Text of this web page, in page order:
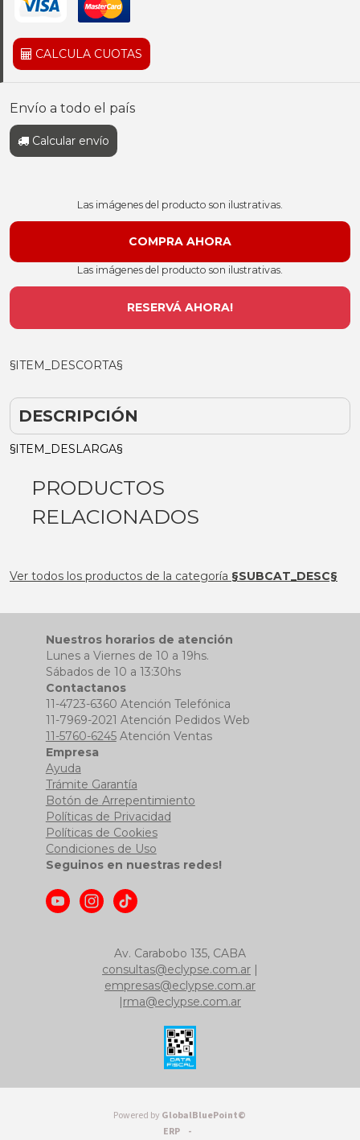
CALCULA CUOTAS
Envío a todo el país
Calcular envío
Las imágenes del producto son ilustrativas.
Las imágenes del producto son ilustrativas.
RESERVÁ AHORA!
§ITEM_DESCORTA§
DESCRIPCIÓN
§ITEM_DESLARGA§
PRODUCTOS
RELACIONADOS
Ver todos los productos de la categoría §SUBCAT_DESC§
Nuestros horarios de atención
Lunes a Viernes de 10 a 19hs.
Sábados de 10 a 13:30hs
Contactanos
11-4723-6360 Atención Telefónica
11-7969-2021 Atención Pedidos Web
11-5760-6245Atención Ventas
Empresa
Ayuda
Trámite Garantía
Botón de Arrepentimiento
Políticas de Privacidad
Políticas de Cookies
Condiciones de Uso
Seguinos en nuestras redes!
Av. Carabobo 135, CABA
consultas@eclypse.com.ar |
empresas@eclypse.com.ar
|rma@eclypse.com.ar
Powered by GlobalBluePoint©
ERP -